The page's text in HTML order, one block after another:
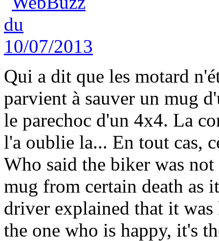
Qui a dit que les motard
parvient à sauver un mug
le parechoc d'un 4x4. La
l'a oublie la... En tout cas,
Who said the biker was not
mug from certain death as
driver explained that it
the one who is happy, it's